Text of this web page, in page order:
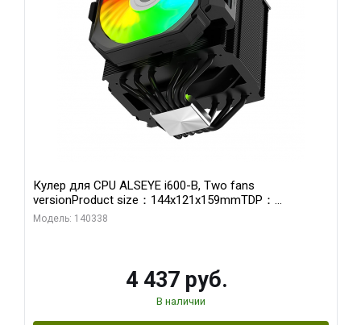
Кулер для CPU ALSEYE i600-B, Two fans
versionProduct size：144x121x159mmTDP：
270WSoldering technology CD textureApplication:Intel：
Модель: 140338
4 437 руб.
В наличии